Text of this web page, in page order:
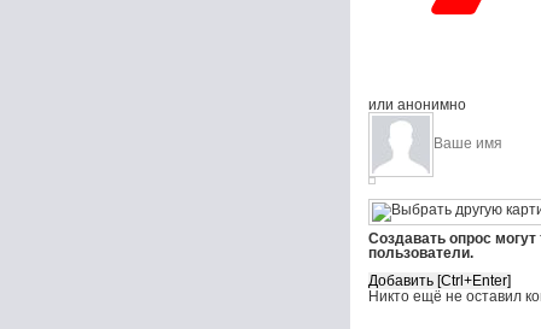
или анонимно
Создавать опрос
пользователи.
Никто ещё не оставил